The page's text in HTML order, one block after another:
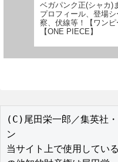
ベガパンク正(シャカ)
プロフィール、登場
察、伏線等！【ワンピ
【ONE PIECE】
(C)尾田栄一郎／集英社
ン
当サイト上で使用してい